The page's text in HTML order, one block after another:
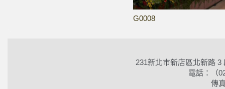
G0008
231新北市新店區北新路
電話：（
傳